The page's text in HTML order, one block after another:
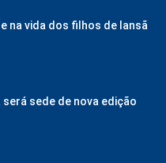
na vida dos filhos de Iansã
será sede de nova edição